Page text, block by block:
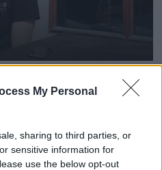
My Personal
sharing to third parties, or
sensitive information for
use the below opt-out